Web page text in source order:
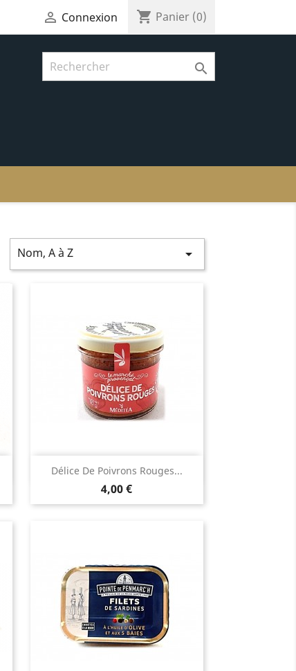
 Connexion shopping_cart Panier (0)

Nom, A à Z 
Délice De Poivrons Rouges...
Prix
4,00 €
Aperçu rapide